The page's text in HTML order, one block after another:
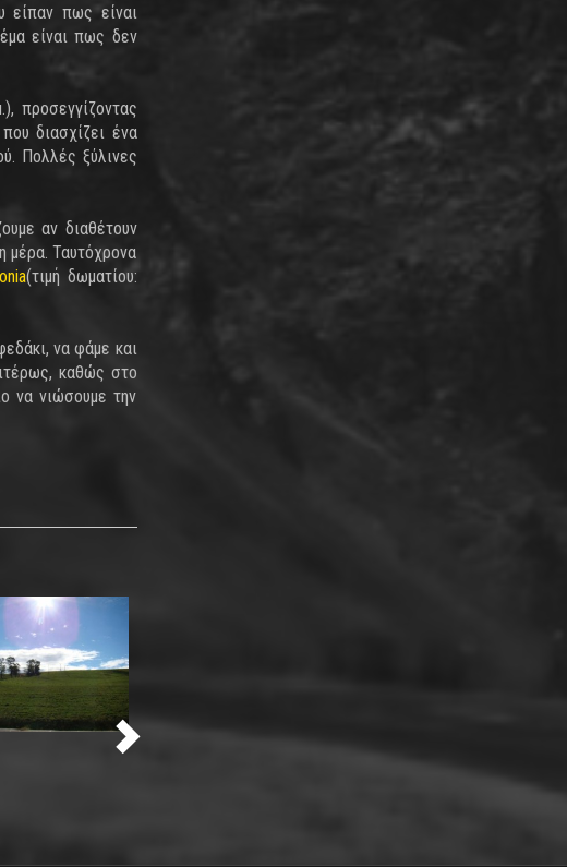
είπαν πως είναι
είναι πως δεν
προσεγγίζοντας
διασχίζει ένα
Πολλές ξύλινες
αν διαθέτουν
μέρα. Ταυτόχρονα
(τιμή δωματίου:
να φάμε και
καθώς στο
να νιώσουμε την